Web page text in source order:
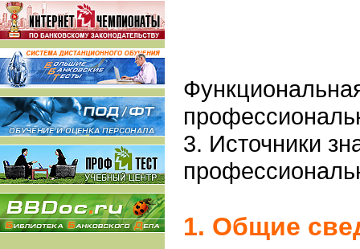
3. Источники
1. Общие